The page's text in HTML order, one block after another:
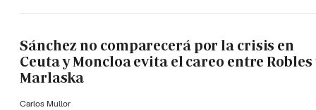
Sánchez no comparecerá por la crisis en
Ceuta y Moncloa evita el careo entre Robles
Marlaska
Carlos Mullor